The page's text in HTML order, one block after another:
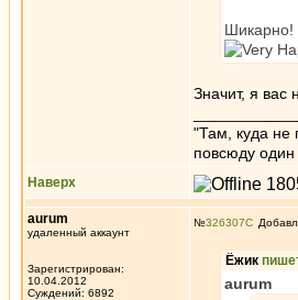
Шикарно!
Значит, я вас
"Там, куда не
повсюду
Наверх
aurum
удаленный аккаунт
Зарегистрирован:
10.04.2012
Суждений: 6892
№326307
Ёжик
aurum